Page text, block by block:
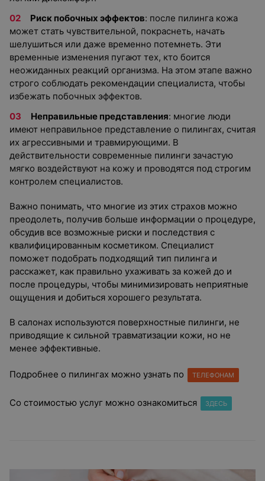
Риск побочных эффектов: после пилинга кожа
может стать чувствительной, покраснеть, начать
шелушиться или даже временно потемнеть. Эти
временные изменения пугают тех, кто боится
неожиданных реакций организма. На этом этапе важно
строго соблюдать рекомендации специалиста, чтобы
избежать побочных эффектов.
Неправильные представления: многие люди
имеют неправильное представление о пилингах, считая
их агрессивными и травмирующими. В
действительности современные пилинги зачастую
мягко воздействуют на кожу и проводятся под строгим
контролем специалистов.
Важно понимать, что многие из этих страхов можно
преодолеть, получив больше информации о процедуре,
обсудив все возможные риски и последствия с
квалифицированным косметиком. Специалист
поможет подобрать подходящий тип пилинга и
расскажет, как правильно ухаживать за кожей до и
после процедуры, чтобы минимизировать неприятные
ощущения и добиться хорошего результата.
В салонах используются поверхностные пилинги, не
приводящие к сильной травматизации кожи, но не
менее эффективные.
Подробнее о пилингах можно узнать по ТЕЛЕФОНАМ
Со стоимостью услуг можно ознакомиться ЗДЕСЬ